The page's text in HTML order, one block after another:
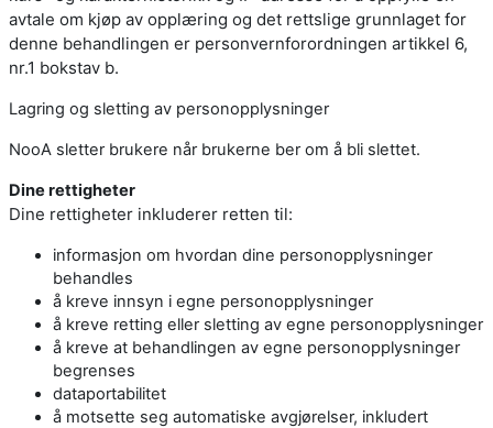
avtale om kjøp av opplæring og det rettslige grunnlaget for
denne behandlingen er personvernforordningen artikkel 6,
nr.1 bokstav b.
Lagring og sletting av personopplysninger
NooA sletter brukere når brukerne ber om å bli slettet.
Dine rettigheter
Dine rettigheter inkluderer retten til:
informasjon om hvordan dine personopplysninger
behandles
å kreve innsyn i egne personopplysninger
å kreve retting eller sletting av egne personopplysninger
å kreve at behandlingen av egne personopplysninger
begrenses
dataportabilitet
å motsette seg automatiske avgjørelser, inkludert